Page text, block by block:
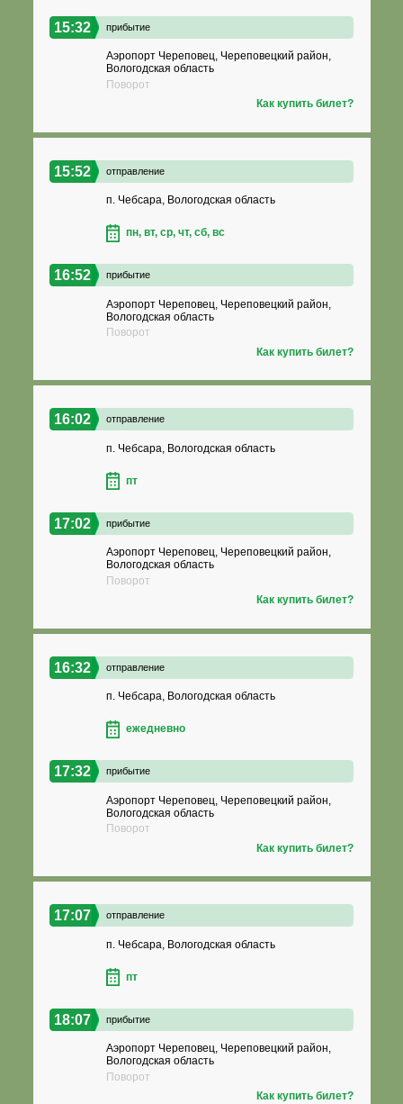
15:32 прибытие
Аэропорт Череповец, Череповецкий район,
Вологодская область
Поворот
Как купить билет?
15:52 отправление
п. Чебсара, Вологодская область
пн, вт, ср, чт, сб, вс
16:52 прибытие
Аэропорт Череповец, Череповецкий район,
Вологодская область
Поворот
Как купить билет?
16:02 отправление
п. Чебсара, Вологодская область
пт
17:02 прибытие
Аэропорт Череповец, Череповецкий район,
Вологодская область
Поворот
Как купить билет?
16:32 отправление
п. Чебсара, Вологодская область
ежедневно
17:32 прибытие
Аэропорт Череповец, Череповецкий район,
Вологодская область
Поворот
Как купить билет?
17:07 отправление
п. Чебсара, Вологодская область
пт
18:07 прибытие
Аэропорт Череповец, Череповецкий район,
Вологодская область
Поворот
Как купить билет?